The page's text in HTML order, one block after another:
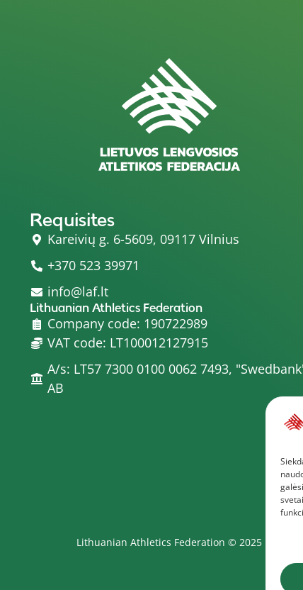
Requisites
Kareivių g. 6-5609, 09117 Vilnius
+370 523 39971
info@laf.lt
Lithuanian Athletics Federation
Company code: 190722989
VAT code: LT100012127915
A/s: LT57 7300 0100 0062 7493,
AB
Lithuanian Athletics Federation © 2025